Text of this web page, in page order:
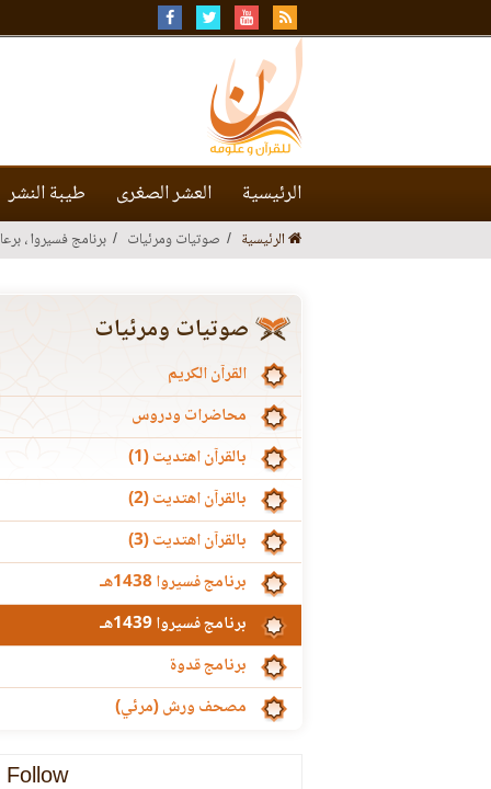
الرئيسية العشر الصغرى طيبة النشر
الرئيسية صوتيات ومرئيات برنامج فسيروا ،
صوتيات ومرئيات
القرآن الكريم
محاضرات ودروس
بالقرآن اهتديت (1)
بالقرآن اهتديت (2)
بالقرآن اهتديت (3)
برنامج فسيروا 1438هـ
برنامج فسيروا 1439هـ
برنامج قدوة
مصحف ورش (مرئي)
Follow